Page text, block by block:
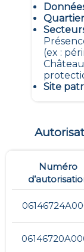
(ex :
Site
Numéro